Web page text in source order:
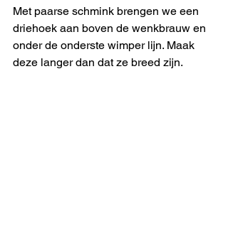
Met paarse schmink brengen we een
driehoek aan boven de wenkbrauw en
onder de onderste wimper lijn. Maak
deze langer dan dat ze breed zijn.